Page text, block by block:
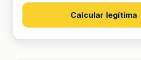
Calcular legítima